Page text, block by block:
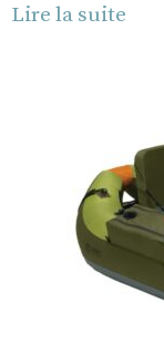
Lire la suite